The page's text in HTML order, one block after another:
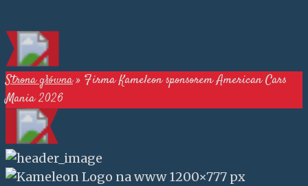
Strona główna» Firma Kameleon sponsorem American Cars
Mania 2026